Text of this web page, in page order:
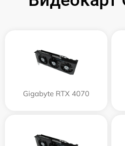
Gigabyte RTX 4070